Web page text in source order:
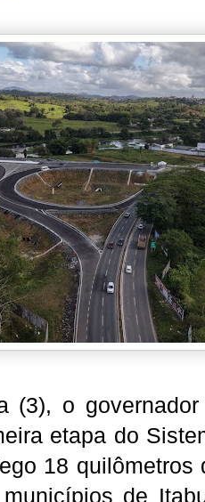
(3), o
etapa do
18
de